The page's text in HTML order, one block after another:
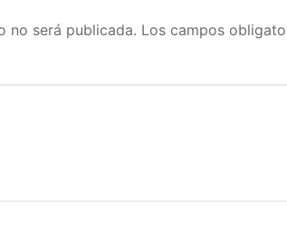
será publicada. Los campos